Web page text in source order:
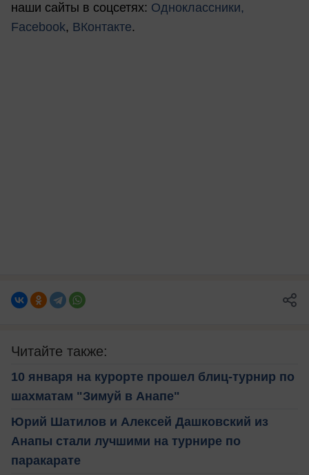
наши сайты в соцсетях: Одноклассники,
Facebook, ВКонтакте.
Читайте также:
10 января на курорте прошел блиц-турнир по
шахматам "Зимуй в Анапе"
Юрий Шатилов и Алексей Дашковский из
Анапы стали лучшими на турнире по
паракарате